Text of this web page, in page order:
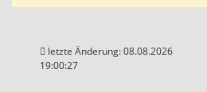
letzte Änderung: 08.08.2026
19:00:27